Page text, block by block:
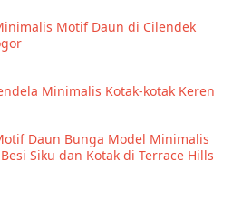
Motif Daun di Cilendek
Minimalis Kotak-kotak Keren
Daun Bunga Model Minimalis
Siku dan Kotak di Terrace Hills